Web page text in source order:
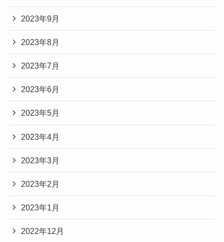
2023年9月
2023年8月
2023年7月
2023年6月
2023年5月
2023年4月
2023年3月
2023年2月
2023年1月
2022年12月